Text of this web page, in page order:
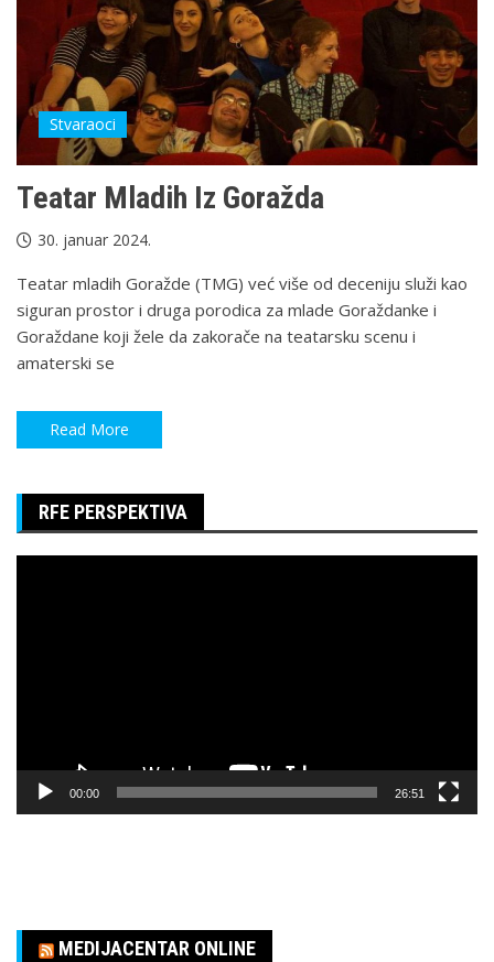
Stvaraoci
Teatar Mladih Iz Goražda
30. januar 2024.
Teatar mladih Goražde (TMG) već više od deceniju služi kao
siguran prostor i druga porodica za mlade Goraždanke i
Goraždane koji žele da zakorače na teatarsku scenu i
amaterski se
Read More
RFE PERSPEKTIVA
00:00 26:51
MEDIJACENTAR ONLINE